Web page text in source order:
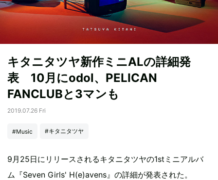
キタニタツヤ新作ミニALの詳細発
表 10月にodol、PELICAN
FANCLUBと3マンも
2019.07.26 Fri
#Music #キタニタツヤ
9月25日にリリースされるキタニタツヤの1stミニアルバ
ム『Seven Girls' H(e)avens』の詳細が発表された。